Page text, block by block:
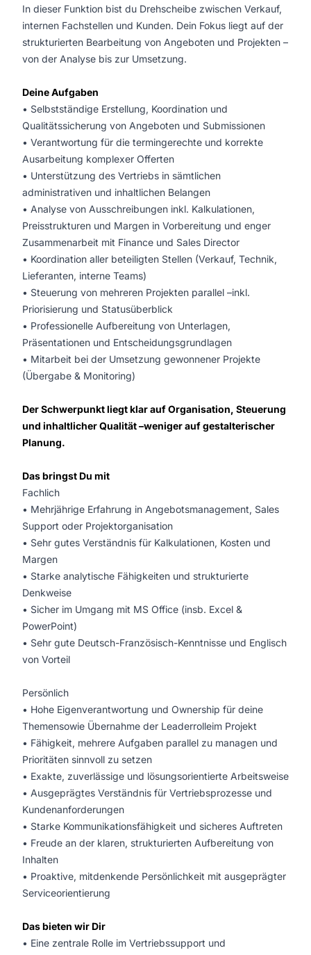
In dieser Funktion bist du Drehscheibe zwischen Verkauf,
internen Fachstellen und Kunden. Dein Fokus liegt auf der
strukturierten Bearbeitung von Angeboten und Projekten –
von der Analyse bis zur Umsetzung.
Deine Aufgaben
• Selbstständige Erstellung, Koordination und
Qualitätssicherung von Angeboten und Submissionen
• Verantwortung für die termingerechte und korrekte
Ausarbeitung komplexer Offerten
• Unterstützung des Vertriebs in sämtlichen
administrativen und inhaltlichen Belangen
• Analyse von Ausschreibungen inkl. Kalkulationen,
Preisstrukturen und Margen in Vorbereitung und enger
Zusammenarbeit mit Finance und Sales Director
• Koordination aller beteiligten Stellen (Verkauf, Technik,
Lieferanten, interne Teams)
• Steuerung von mehreren Projekten parallel –inkl.
Priorisierung und Statusüberblick
• Professionelle Aufbereitung von Unterlagen,
Präsentationen und Entscheidungsgrundlagen
• Mitarbeit bei der Umsetzung gewonnener Projekte
(Übergabe & Monitoring)
Der Schwerpunkt liegt klar auf Organisation, Steuerung
und inhaltlicher Qualität –weniger auf gestalterischer
Planung.
Das bringst Du mit
Fachlich
• Mehrjährige Erfahrung in Angebotsmanagement, Sales
Support oder Projektorganisation
• Sehr gutes Verständnis für Kalkulationen, Kosten und
Margen
• Starke analytische Fähigkeiten und strukturierte
Denkweise
• Sicher im Umgang mit MS Office (insb. Excel &
PowerPoint)
• Sehr gute Deutsch-Französisch-Kenntnisse und Englisch
von Vorteil
Persönlich
• Hohe Eigenverantwortung und Ownership für deine
Themensowie Übernahme der Leaderrolleim Projekt
• Fähigkeit, mehrere Aufgaben parallel zu managen und
Prioritäten sinnvoll zu setzen
• Exakte, zuverlässige und lösungsorientierte Arbeitsweise
• Ausgeprägtes Verständnis für Vertriebsprozesse und
Kundenanforderungen
• Starke Kommunikationsfähigkeit und sicheres Auftreten
• Freude an der klaren, strukturierten Aufbereitung von
Inhalten
• Proaktive, mitdenkende Persönlichkeit mit ausgeprägter
Serviceorientierung
Das bieten wir Dir
• Eine zentrale Rolle im Vertriebssupport und